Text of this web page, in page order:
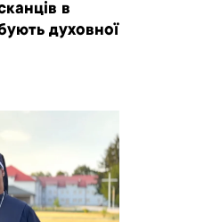
в
духовної